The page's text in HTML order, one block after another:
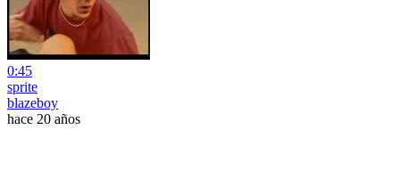
0:45
sprite
blazeboy
hace 20 años